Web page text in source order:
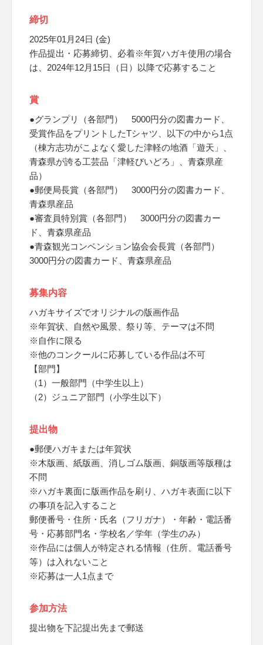
締切
2025年01月24日 (金)
作品提出・応募締切、必着※年賀ハガキ使用の場合
は、2024年12月15日（日）以降で応募すること
賞
●グランプリ（各部門） 5000円分の図書カード、
受賞作品をプリントしたTシャツ、以下の中から1点
（棟方志功がこよなく愛した津軽の地酒「遊天」、
青森県が誇る工芸品「津軽びいどろ」、青森県産
品）
●郵便局長賞（各部門） 3000円分の図書カード、
青森県産品
●審査員特別賞（各部門） 3000円分の図書カー
ド、青森県産品
●青森観光コンベンション協会会長賞（各部門）
3000円分の図書カード、青森県産品
募集内容
ハガキサイズでオリジナルの版画作品
※年賀状、自然や風景、祭り等、テーマは不問
※自作に限る
※他のコンクールに応募している作品は不可
【部門】
（1）一般部門（中学生以上）
（2）ジュニア部門（小学生以下）
提出物
●郵便ハガキまたは年賀状
※木版画、紙版画、消しゴム版画、銅版画等版種は
不問
※ハガキ裏面に版画作品を刷り、ハガキ表面に以下
の事項を記入すること
郵便番号・住所・氏名（フリガナ）・年齢・電話番
号・応募部門名・学校名／学年（学生のみ）
※作品には個人が特定される情報（住所、電話番号
等）は入れないこと
※応募は一人1点まで
参加方法
提出物を下記提出先まで郵送